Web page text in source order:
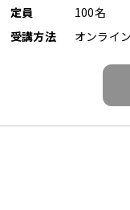
定員
100名
受講方法
オンライ